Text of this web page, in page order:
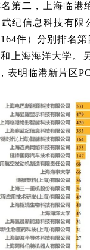
第二，上海临港
纪信息科技有限
件）分别排名
上海海洋大学。
表明临港新片区